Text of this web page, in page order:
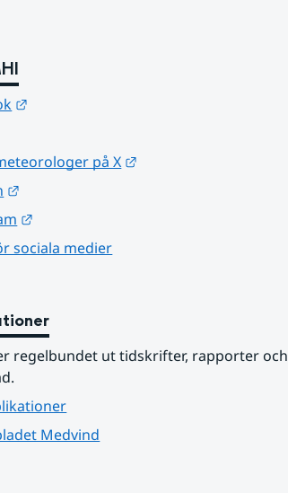
på X
sociala medier
regelbundet ut tidskrifter, rapporter och
Medvind